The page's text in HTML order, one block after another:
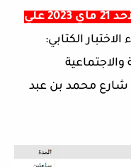
علي
الاختبار الكتابي:
والاجتماعية
شارع محمد بن عبد